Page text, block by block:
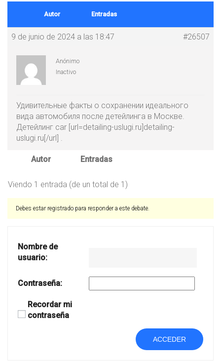
Autor Entradas
9 de junio de 2024 a las 18:47 #26507
Anónimo
Inactivo
Удивительные факты о сохранении идеального
вида автомобиля после детейлинга в Москве.
Детейлинг car [url=detailing-uslugi.ru]detailing-
uslugi.ru[/url] .
Autor Entradas
Viendo 1 entrada (de un total de 1)
Debes estar registrado para responder a este debate.
Nombre de
usuario:
Contraseña:
Recordar mi
contraseña
ACCEDER